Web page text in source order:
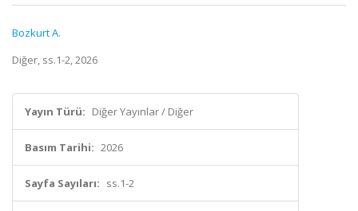
Bozkurt A.
Diğer, ss.1-2, 2026
Yayın Türü: Diğer Yayınlar / Diğer
Basım Tarihi: 2026
Sayfa Sayıları: ss.1-2